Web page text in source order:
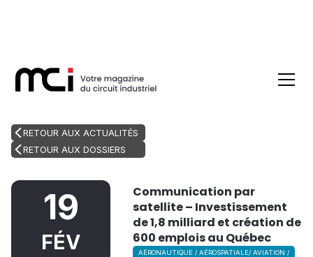
RETOUR AUX ACTUALITÉS
RETOUR AUX DOSSIERS
19
FÉV
Communication par
satellite – Investissement
de 1,8 milliard et création de
600 emplois au Québec
AÉRONAUTIQUE / AÉROSPATIALE/ AVIATION /